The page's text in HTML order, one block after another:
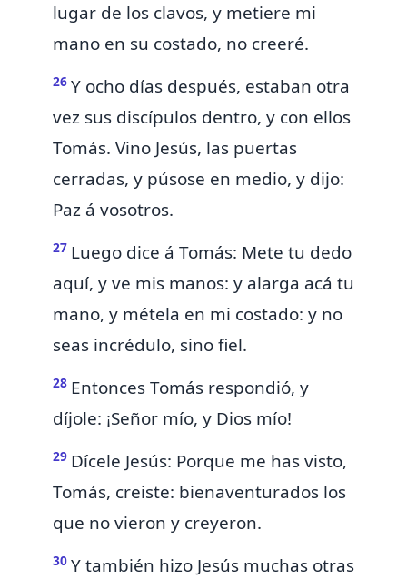
lugar de los clavos, y metiere mi
mano en su costado, no creeré.
26 Y ocho días después, estaban otra
vez sus discípulos dentro, y con ellos
Tomás. Vino Jesús, las puertas
cerradas, y púsose en medio, y dijo:
Paz á vosotros.
27 Luego dice á Tomás: Mete tu dedo
aquí, y ve mis manos: y alarga acá tu
mano, y métela en mi costado: y no
seas incrédulo, sino fiel.
28 Entonces Tomás respondió, y
díjole: ¡Señor mío, y Dios mío!
29 Dícele Jesús: Porque me has visto,
Tomás, creiste: bienaventurados los
que no vieron y creyeron.
30 Y también hizo Jesús muchas otras